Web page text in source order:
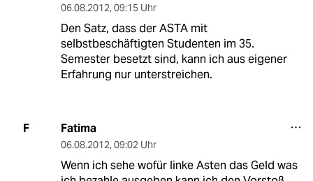
06.08.2012, 09:15 Uhr
Den Satz, dass der ASTA mit
selbstbeschäftigten Studenten im 35.
Semester besetzt sind, kann ich aus eigener
Erfahrung nur unterstreichen.
F Fatima
06.08.2012, 09:02 Uhr
Wenn ich sehe wofür linke Asten das Geld was